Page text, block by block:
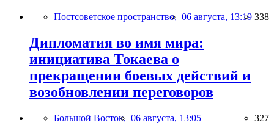
Постсоветское пространство, 06 августа, 13:19 338
Дипломатия во имя мира:
инициатива Токаева о
прекращении боевых действий и
возобновлении переговоров
Большой Восток, 06 августа, 13:05 327